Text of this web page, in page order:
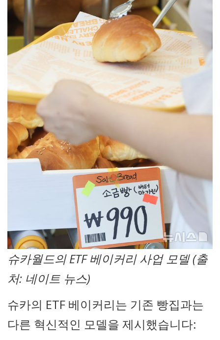
슈카월드의 ETF 베이커리 사업 모델 (출
처: 네이트 뉴스)
슈카의 ETF 베이커리는 기존 빵집과는
다른 혁신적인 모델을 제시했습니다: